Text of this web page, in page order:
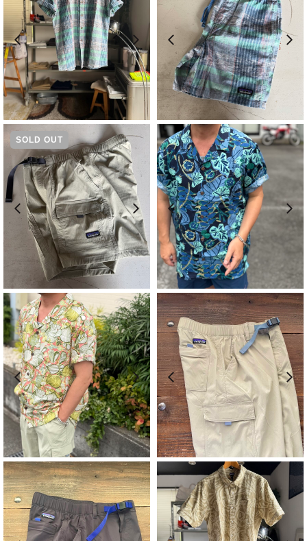
¥12,100 元
価
格
は
¥12,100
で
し
た。
¥9,680現
在
の
価
格
は
¥9,680
で
す。
¥ 9,350 元
の
価
格
は
¥9,350
で
し
た。
¥7,480現
在
の
価
格
は
¥7,480
で
SOLD OUT
¥13,200 元
の
価
格
は
¥13,200
で
し
た。
¥10,560現
の
価
格
は
¥10,560
で
す。
¥20,900 元
の
価
格
は
¥20,900
で
し
た。
¥16,720
の
価
格
は
¥16,720
で
す。
¥ 20,900 元
の
価
格
は
¥20,900
で
¥16,720現
在
の
価
格
は
¥16,720
18,150
元
の
価
格
は
¥18,150
で
¥14,520
の
価
格
は
¥14,520